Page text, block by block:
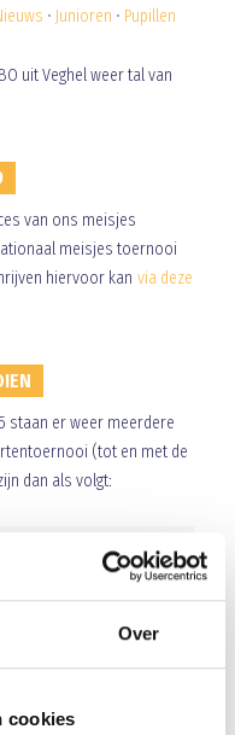
Over
cookies
• Junioren • Pupillen
uit Veghel weer tal van
van ons meisjes
meisjes toernooi
hiervoor kan via deze
staan er weer meerdere
(tot en met de
dan als volgt:
Globale
tijden
(alle
21:30